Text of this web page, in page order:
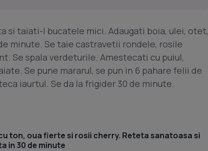
si taiati-l bucatele mici. Adaugati boia, ulei, otet,
minute. Se taie castravetii rondele, rosile
Se spala verdeturile. Amestecati cu puiul,
Se pune mararul, se pun in 6 pahare felii de
iaurtul. Se da la frigider 30 de minute.
ton, oua fierte si rosii cherry. Reteta sanatoasa si
in 30 de minute